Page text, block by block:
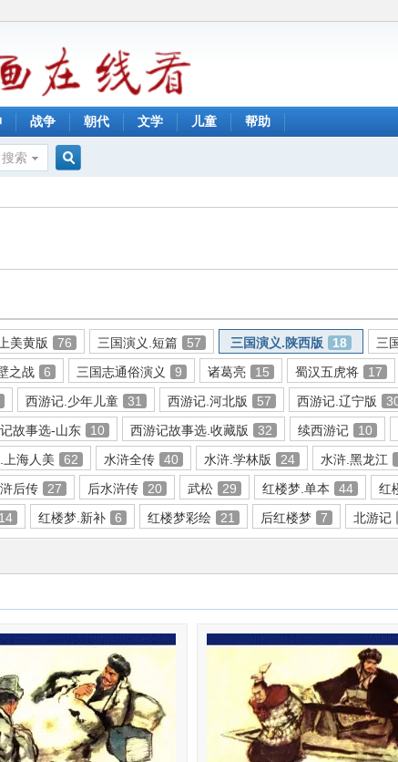
战争 朝代 文学 儿童 帮助
搜索
美黄版 76 三国演义.短篇 57 三国演义.陕西版 18 三
之战 6 三国志通俗演义 9 诸葛亮 15 蜀汉五虎将 17
西游记.少年儿童 31 西游记.河北版 57 西游记.辽宁版
故事选-山东 10 西游记故事选.收藏版 32 续西游记 10
上海人美 62 水浒全传 40 水浒.学林版 24 水浒.黑龙江
后传 27 后水浒传 20 武松 29 红楼梦.单本 44 红
14 红楼梦.新补 6 红楼梦彩绘 21 后红楼梦 7 北游记